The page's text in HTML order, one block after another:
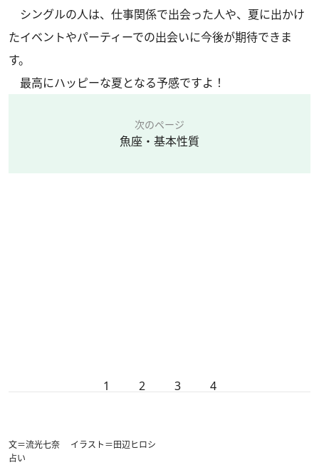
シングルの人は、仕事関係で出会った人や、夏に出かけ
たイベントやパーティーでの出会いに今後が期待できま
す。
最高にハッピーな夏となる予感ですよ！
次のページ
魚座・基本性質
1 2 3 4
文＝流光七奈 イラスト＝田辺ヒロシ
占い